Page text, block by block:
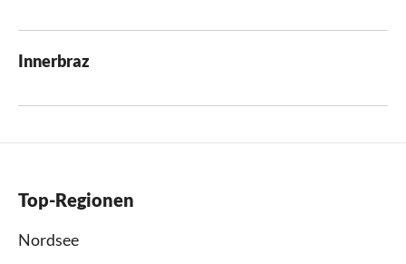
Innerbraz
Top-Regionen
Nordsee